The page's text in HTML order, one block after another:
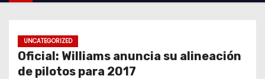
UNCATEGORIZED
Oficial: Williams anuncia su alineación
de pilotos para 2017